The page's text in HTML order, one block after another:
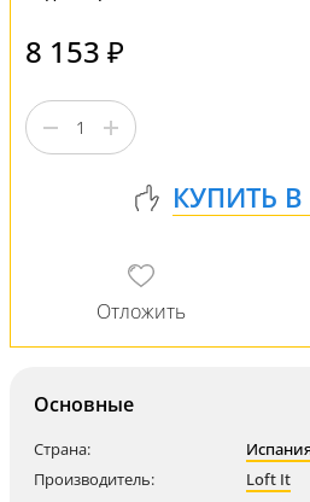
8 153 ₽
Основные
Страна:
Производитель:
Loft It